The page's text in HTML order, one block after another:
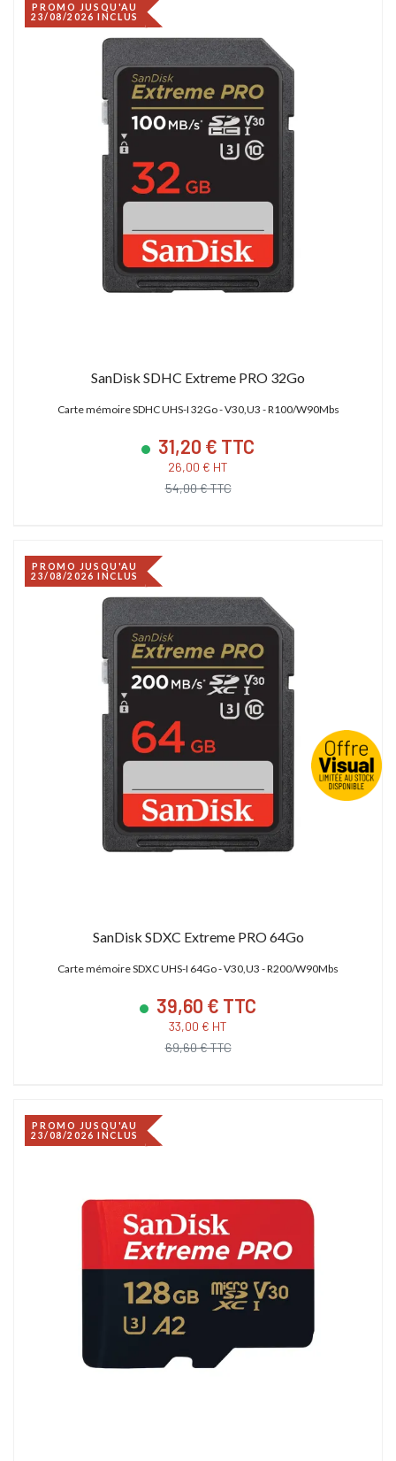
PROMO JUSQU'AU
23/08/2026 INCLUS
SanDisk SDHC Extreme PRO 32Go
Carte mémoire SDHC UHS-I 32Go - V30,U3 - R100/W90Mbs
31,20 € TTC
26,00 € HT
54,00 € TTC
PROMO JUSQU'AU
23/08/2026 INCLUS
SanDisk SDXC Extreme PRO 64Go
Carte mémoire SDXC UHS-I 64Go - V30,U3 - R200/W90Mbs
39,60 € TTC
33,00 € HT
69,60 € TTC
PROMO JUSQU'AU
23/08/2026 INCLUS